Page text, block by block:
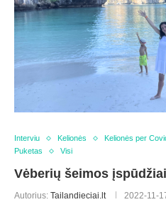
Interviu Kelionės Kelionės per
Puketas
Visi
Vėberių šeimos
Autorius: Tailandieciai.lt 2022-11-